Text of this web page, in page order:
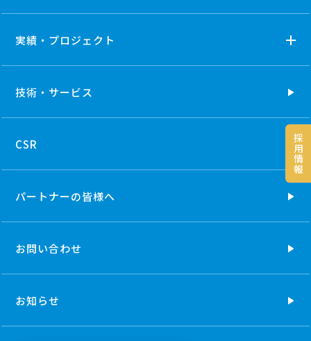
採
用
情
報
実績・プロジェクト
技術・ サービス
CSR
パートナーの皆様へ
お問い合わせ
お知らせ